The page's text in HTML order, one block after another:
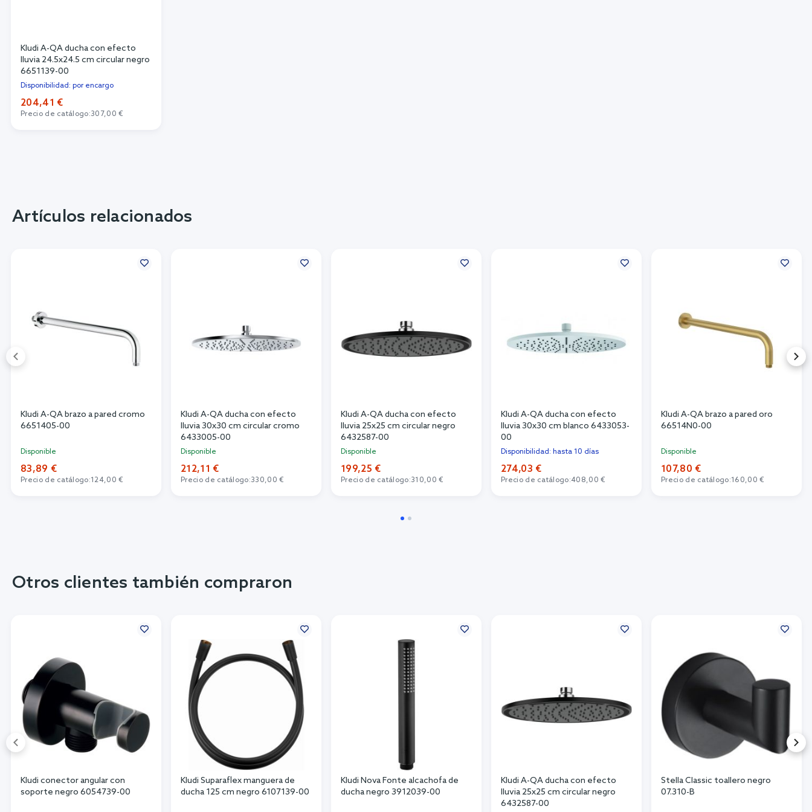
Kludi A-QA ducha con efecto
lluvia 24.5x24.5 cm circular negro
6651139-00
Disponibilidad: por encargo
204,41 €
Precio de catálogo:307,00 €
Artículos relacionados
Kludi A-QA brazo a pared cromo
6651405-00
Disponible
83,89 €
Precio de catálogo:124,00 €
Kludi A-QA ducha con efecto
lluvia 30x30 cm circular cromo
6433005-00
Disponible
212,11 €
Precio de catálogo:330,00 €
Kludi A-QA ducha con efecto
lluvia 25x25 cm circular negro
6432587-00
Disponible
199,25 €
Precio de catálogo:310,00 €
Kludi A-QA ducha con efecto
lluvia 30x30 cm blanco 6433053-
00
Disponibilidad: hasta 10 días
274,03 €
Precio de catálogo:408,00 €
Kludi A-QA brazo a pared oro
66514N0-00
Disponible
107,80 €
Precio de catálogo:160,00 €
Otros clientes también compraron
Kludi conector angular con
soporte negro 6054739-00
Kludi Suparaflex manguera de
ducha 125 cm negro 6107139-00
Kludi Nova Fonte alcachofa de
ducha negro 3912039-00
Kludi A-QA ducha con efecto
lluvia 25x25 cm circular negro
6432587-00
Stella Classic toallero negro
07.310-B